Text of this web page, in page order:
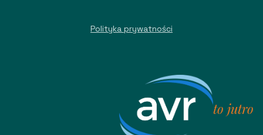
Polityka prywatności
to jutro